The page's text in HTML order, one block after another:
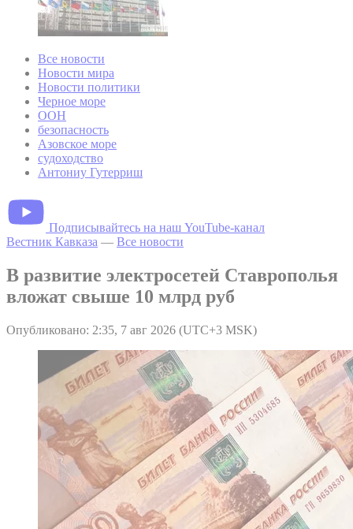
Все новости
Новости мира
Новости политики
Черное море
ООН
безопасность
Азовское море
судоходство
Антониу Гутерриш
Подписывайтесь на наш YouTube-канал
Вестник Кавказа — Все новости
В развитие электросетей Ставрополья
вложат свыше 10 млрд руб
Опубликовано: 2:35, 7 авг 2026 (UTC+3 MSK)